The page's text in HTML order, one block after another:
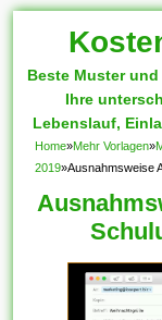
Beste Muster
Ihre
Lebenslauf,
Home»Mehr Vorlagen»
2019»Ausnahmsweise